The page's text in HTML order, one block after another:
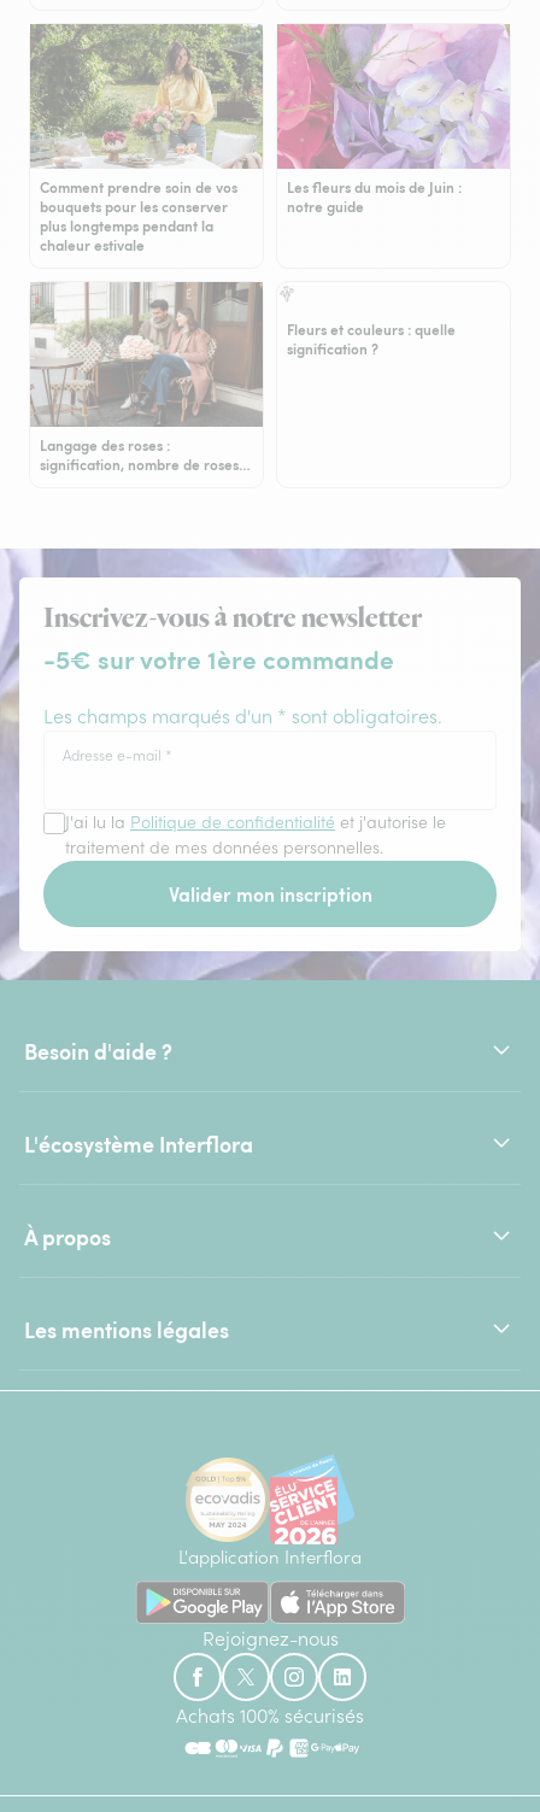
Comment prendre soin de vos
bouquets pour les conserver
plus longtemps pendant la
chaleur estivale
Les fleurs du mois de Juin :
notre guide
Langage des roses :
signification, nombre de roses…
Fleurs et couleurs : quelle
signification ?
Inscrivez-vous à notre newsletter
-5€ sur votre 1ère commande
Les champs marqués d'un * sont obligatoires.
Adresse e-mail *
J'ai lu la Politique de confidentialité et j'autorise le
traitement de mes données personnelles.
Valider mon inscription
Besoin d'aide ?
L'écosystème Interflora
À propos
Les mentions légales
L'application Interflora
Rejoignez-nous
Achats 100% sécurisés